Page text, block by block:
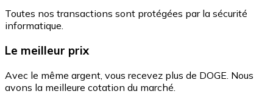
Toutes nos transactions sont protégées par la sécurité
informatique.
Le meilleur prix
Avec le même argent, vous recevez plus de DOGE. Nous
avons la meilleure cotation du marché.